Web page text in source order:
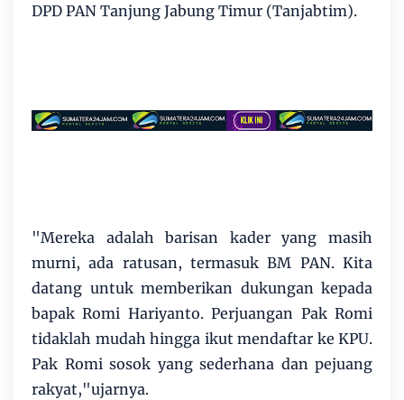
DPD PAN Tanjung Jabung Timur (Tanjabtim).
"Mereka adalah barisan kader yang masih
murni, ada ratusan, termasuk BM PAN. Kita
datang untuk memberikan dukungan kepada
bapak Romi Hariyanto. Perjuangan Pak Romi
tidaklah mudah hingga ikut mendaftar ke KPU.
Pak Romi sosok yang sederhana dan pejuang
rakyat,"ujarnya.